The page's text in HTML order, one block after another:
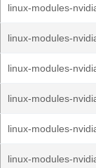
linux-modules-
linux-modules-
linux-modules-
linux-modules-
linux-modules-
linux-modules-